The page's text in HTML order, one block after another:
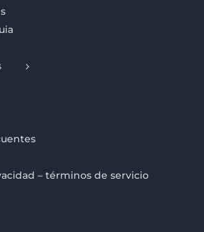
– términos de servicio